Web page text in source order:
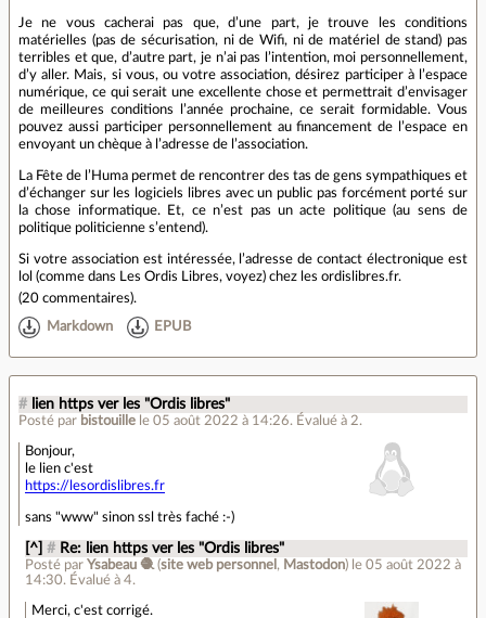
Je ne vous cacherai pas que, d’une part, je trouve les conditions
matérielles (pas de sécurisation, ni de Wifi, ni de matériel de stand) pas
terribles et que, d’autre part, je n’ai pas l’intention, moi personnellement,
d’y aller. Mais, si vous, ou votre association, désirez participer à l’espace
numérique, ce qui serait une excellente chose et permettrait d’envisager
de meilleures conditions l’année prochaine, ce serait formidable. Vous
pouvez aussi participer personnellement au financement de l’espace en
envoyant un chèque à l’adresse de l’association.
La Fête de l’Huma permet de rencontrer des tas de gens sympathiques et
d’échanger sur les logiciels libres avec un public pas forcément porté sur
la chose informatique. Et, ce n’est pas un acte politique (au sens de
politique politicienne s’entend).
Si votre association est intéressée, l’adresse de contact électronique est
lol (comme dans Les Ordis Libres, voyez) chez les ordislibres.fr.
(20 commentaires).
Markdown EPUB
# lien https ver les "Ordis libres"
Posté par bistouille le 05 août 2022 à 14:26. Évalué à 2.
Bonjour,
le lien c'est
https://lesordislibres.fr
sans "www" sinon ssl très faché :-)
[^] # Re: lien https ver les "Ordis libres"
Posté parYsabeau 🧶 (site web personnel , Mastodon) le 05 août 2022 à
14:30. Évalué à4.
Merci, c'est corrigé.